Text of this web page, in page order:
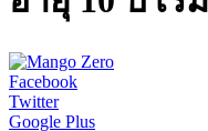
Facebook
Twitter
Google Plus